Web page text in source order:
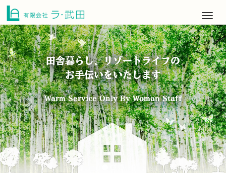
M
e
n
u
田舎暮らし、リゾートライフの
お手伝いをいたします
Warm Service Only By Woman Staff
田舎暮らし、リゾートライフの
お手伝いをいたします
Warm Service Only By Woman Staff
前
へ